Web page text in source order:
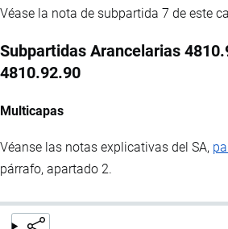
Véase la nota de subpartida 7 de este
Subpartidas Arancelarias
4810.92.90
Multicapas
Véanse las notas explicativas del SA,
párrafo, apartado 2.